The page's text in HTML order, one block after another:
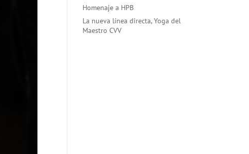
Homenaje a HPB
La nueva línea directa, Yoga del
Maestro CVV